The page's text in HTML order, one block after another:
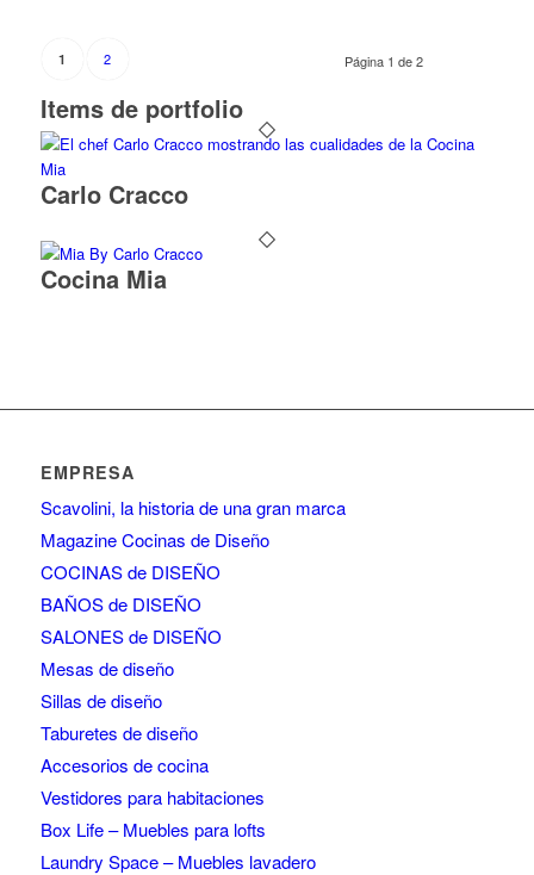
Página 1 de 2
1 2
Items de portfolio
Carlo Cracco
Cocina Mia
EMPRESA
Scavolini, la historia de una gran marca
Magazine Cocinas de Diseño
COCINAS de DISEÑO
BAÑOS de DISEÑO
SALONES de DISEÑO
Mesas de diseño
Sillas de diseño
Taburetes de diseño
Accesorios de cocina
Vestidores para habitaciones
Box Life – Muebles para lofts
Laundry Space – Muebles lavadero